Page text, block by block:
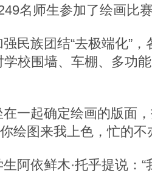
名师生参加了绘画比
民族团结“去极端化”，
校围墙、车棚、多功
一起确定绘画的版面
绘图来我上色，忙的不
阿依鲜木·托乎提说：